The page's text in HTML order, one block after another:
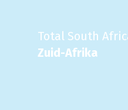
Total South
Zuid-Afrika